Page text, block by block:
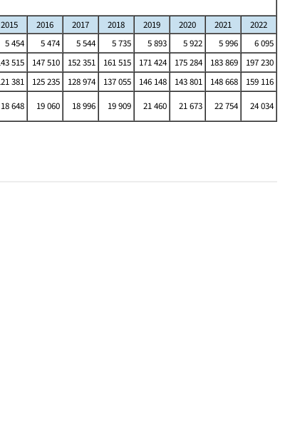
2015 2016 2017 2018 2019 2020 2021
2022
5 454 5 474 5 544 5 735 5 893 5 922 5 996
6 095
515 147 510 152 351 161 515 171 424 175 284 183 869
197 230
381 125 235 128 974 137 055 146 148 143 801 148 668
159 116
18 648 19 060 18 996 19 909 21 460 21 673 22 754 24 034